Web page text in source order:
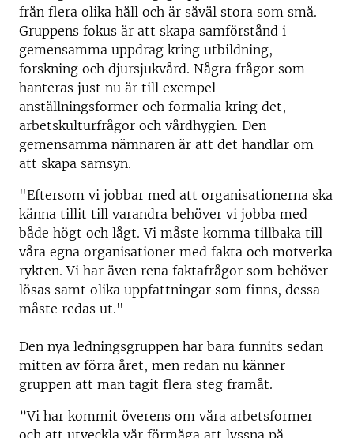
från flera olika håll och är såväl stora som små.
Gruppens fokus är att skapa samförstånd i
gemensamma uppdrag kring utbildning,
forskning och djursjukvård. Några frågor som
hanteras just nu är till exempel
anställningsformer och formalia kring det,
arbetskulturfrågor och vårdhygien. Den
gemensamma nämnaren är att det handlar om
att skapa samsyn.
"Eftersom vi jobbar med att organisationerna ska
känna tillit till varandra behöver vi jobba med
både högt och lågt. Vi måste komma tillbaka till
våra egna organisationer med fakta och motverka
rykten. Vi har även rena faktafrågor som behöver
lösas samt olika uppfattningar som finns, dessa
måste redas ut."
Den nya ledningsgruppen har bara funnits sedan
mitten av förra året, men redan nu känner
gruppen att man tagit flera steg framåt.
”Vi har kommit överens om våra arbetsformer
och att utveckla vår förmåga att lyssna på